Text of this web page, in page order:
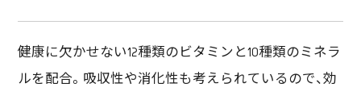
健康に欠かせない12種類のビタミンと10種類のミネラ
ルを配合。吸収性や消化性も考えられているので、効